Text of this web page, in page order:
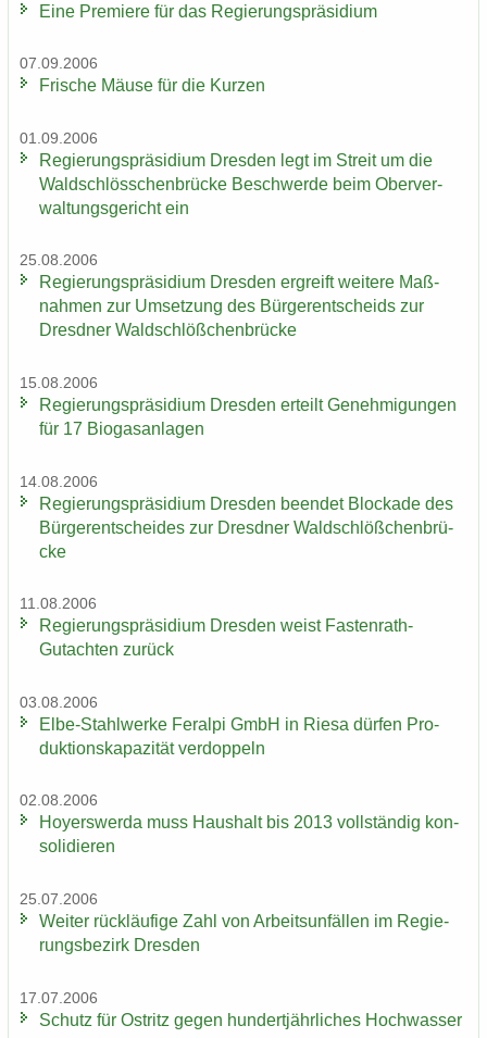
Eine Pre­mie­re für das Re­gie­rungs­prä­si­di­um
07.09.2006
Fri­sche Mäuse für die Kur­zen
01.09.2006
Re­gie­rungs­prä­si­di­um Dres­den legt im Streit um die
Wald­schlöss­chen­brü­cke Be­schwer­de beim Ober­ver­
wal­tungs­ge­richt ein
25.08.2006
Re­gie­rungs­prä­si­di­um Dres­den er­greift wei­te­re Maß­
nah­men zur Um­set­zung des Bür­ger­ent­scheids zur
Dresd­ner Wald­schlöß­chen­brü­cke
15.08.2006
Re­gie­rungs­prä­si­di­um Dres­den er­teilt Ge­neh­mi­gun­gen
für 17 Bio­gas­an­la­gen
14.08.2006
Re­gie­rungs­prä­si­di­um Dres­den be­en­det Blo­cka­de des
Bür­ger­ent­schei­des zur Dresd­ner Wald­schlöß­chen­brü­
cke
11.08.2006
Re­gie­rungs­prä­si­di­um Dres­den weist Fastenrath-​
Gutachten zu­rück
03.08.2006
Elbe-​Stahlwerke Fer­al­pi GmbH in Riesa dür­fen Pro­
duk­ti­ons­ka­pa­zi­tät ver­dop­peln
02.08.2006
Ho­yers­wer­da muss Haus­halt bis 2013 voll­stän­dig kon­
so­li­die­ren
25.07.2006
Wei­ter rück­läu­fi­ge Zahl von Ar­beits­un­fäl­len im Re­gie­
rungs­be­zirk Dres­den
17.07.2006
Schutz für Ost­ritz gegen hun­dert­jähr­li­ches Hoch­was­ser